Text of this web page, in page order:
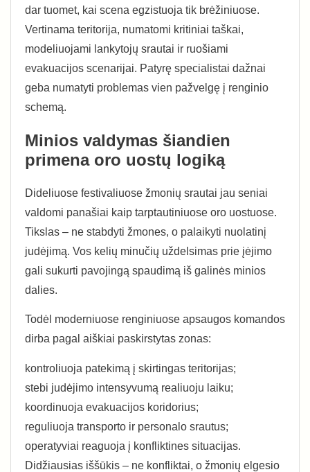
dar tuomet, kai scena egzistuoja tik brėžiniuose.
Vertinama teritorija, numatomi kritiniai taškai,
modeliuojami lankytojų srautai ir ruošiami
evakuacijos scenarijai. Patyrę specialistai dažnai
geba numatyti problemas vien pažvelgę į renginio
schemą.
Minios valdymas šiandien
primena oro uostų logiką
Dideliuose festivaliuose žmonių srautai jau seniai
valdomi panašiai kaip tarptautiniuose oro uostuose.
Tikslas – ne stabdyti žmones, o palaikyti nuolatinį
judėjimą. Vos kelių minučių uždelsimas prie įėjimo
gali sukurti pavojingą spaudimą iš galinės minios
dalies.
Todėl moderniuose renginiuose apsaugos komandos
dirba pagal aiškiai paskirstytas zonas:
kontroliuoja patekimą į skirtingas teritorijas;
stebi judėjimo intensyvumą realiuoju laiku;
koordinuoja evakuacijos koridorius;
reguliuoja transporto ir personalo srautus;
operatyviai reaguoja į konfliktines situacijas.
Didžiausias iššūkis – ne konfliktai, o žmonių elgesio